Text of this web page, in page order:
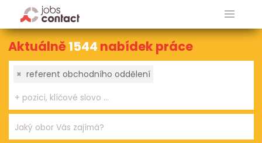
Aktuálně1544 nabídek práce
× referent obchodního oddělení